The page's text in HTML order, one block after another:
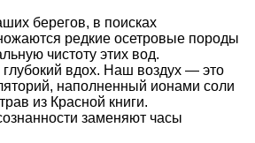
берегов, в поисках
редкие осетровые породы
чистоту этих вод.
вдох. Наш воздух — это
наполненный ионами соли
из Красной книги.
заменяют часы